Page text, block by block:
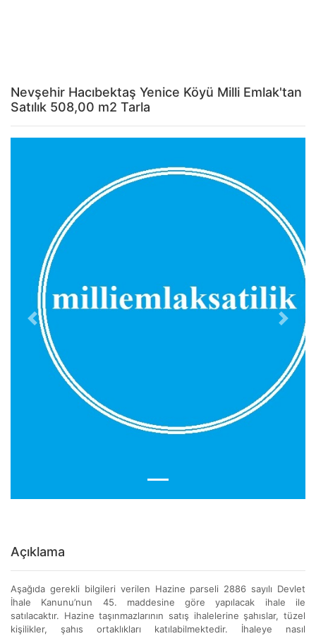
Nevşehir Hacıbektaş Yenice Köyü Milli Emlak'tan
Satılık 508,00 m2 Tarla
Previous Next
Açıklama
Aşağıda gerekli bilgileri verilen Hazine parseli 2886 sayılı Devlet
İhale Kanunu’nun 45. maddesine göre yapılacak ihale ile
satılacaktır. Hazine taşınmazlarının satış ihalelerine şahıslar, tüzel
kişilikler, şahıs ortaklıkları katılabilmektedir. İhaleye nasıl